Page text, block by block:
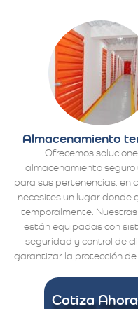
Almacenamiento
Ofrecemos
almacenamiento seguro
para sus pertenencias, en
necesites un lugar donde
temporalmente.
están equipadas con
seguridad y control de
garantizar la protección de
Cotiza Ahora